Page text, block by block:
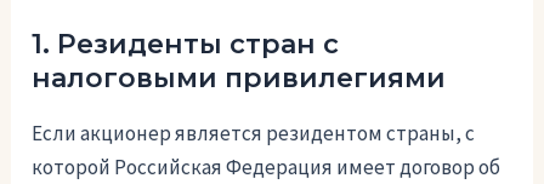
1. Резиденты стран с
налоговыми привилегиями
Если акционер является резидентом страны, с
которой Российская Федерация имеет договор об